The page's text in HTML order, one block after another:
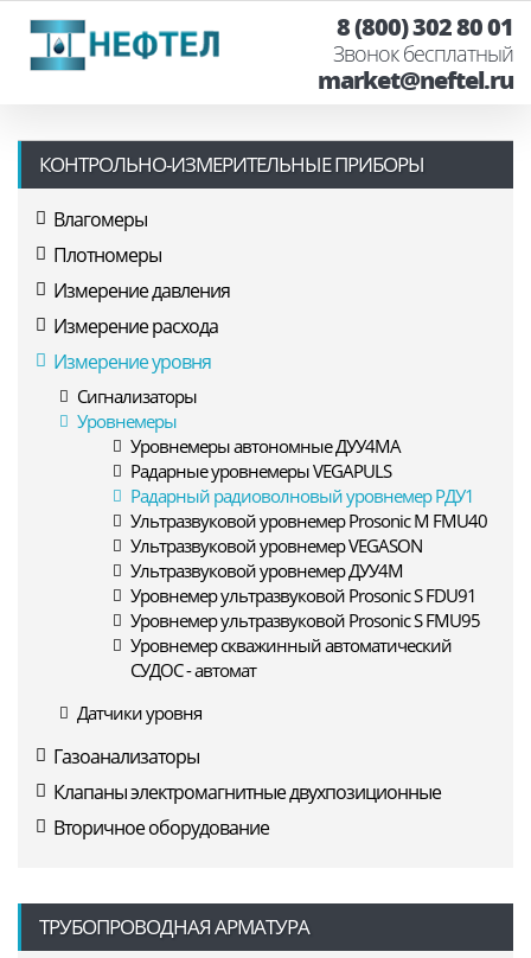
8 (800) 302 80 01
Звонок бесплатный
market@neftel.ru
КОНТРОЛЬНО-ИЗМЕРИТЕЛЬНЫЕ ПРИБОРЫ
Влагомеры
Плотномеры
Измерение давления
Измерение расхода
Измерение уровня
Сигнализаторы
Уровнемеры
Уровнемеры автономные ДУУ4МА
Радарные уровнемеры VEGAPULS
Радарный радиоволновый уровнемер РДУ1
Ультразвуковой уровнемер Prosonic M FMU40
Ультразвуковой уровнемер VEGASON
Ультразвуковой уровнемер ДУУ4М
Уровнемер ультразвуковой Prosonic S FDU91
Уровнемер ультразвуковой Prosonic S FMU95
Уровнемер скважинный автоматический
СУДОС - автомат
Датчики уровня
Газоанализаторы
Клапаны электромагнитные двухпозиционные
Вторичное оборудование
ТРУБОПРОВОДНАЯ АРМАТУРА